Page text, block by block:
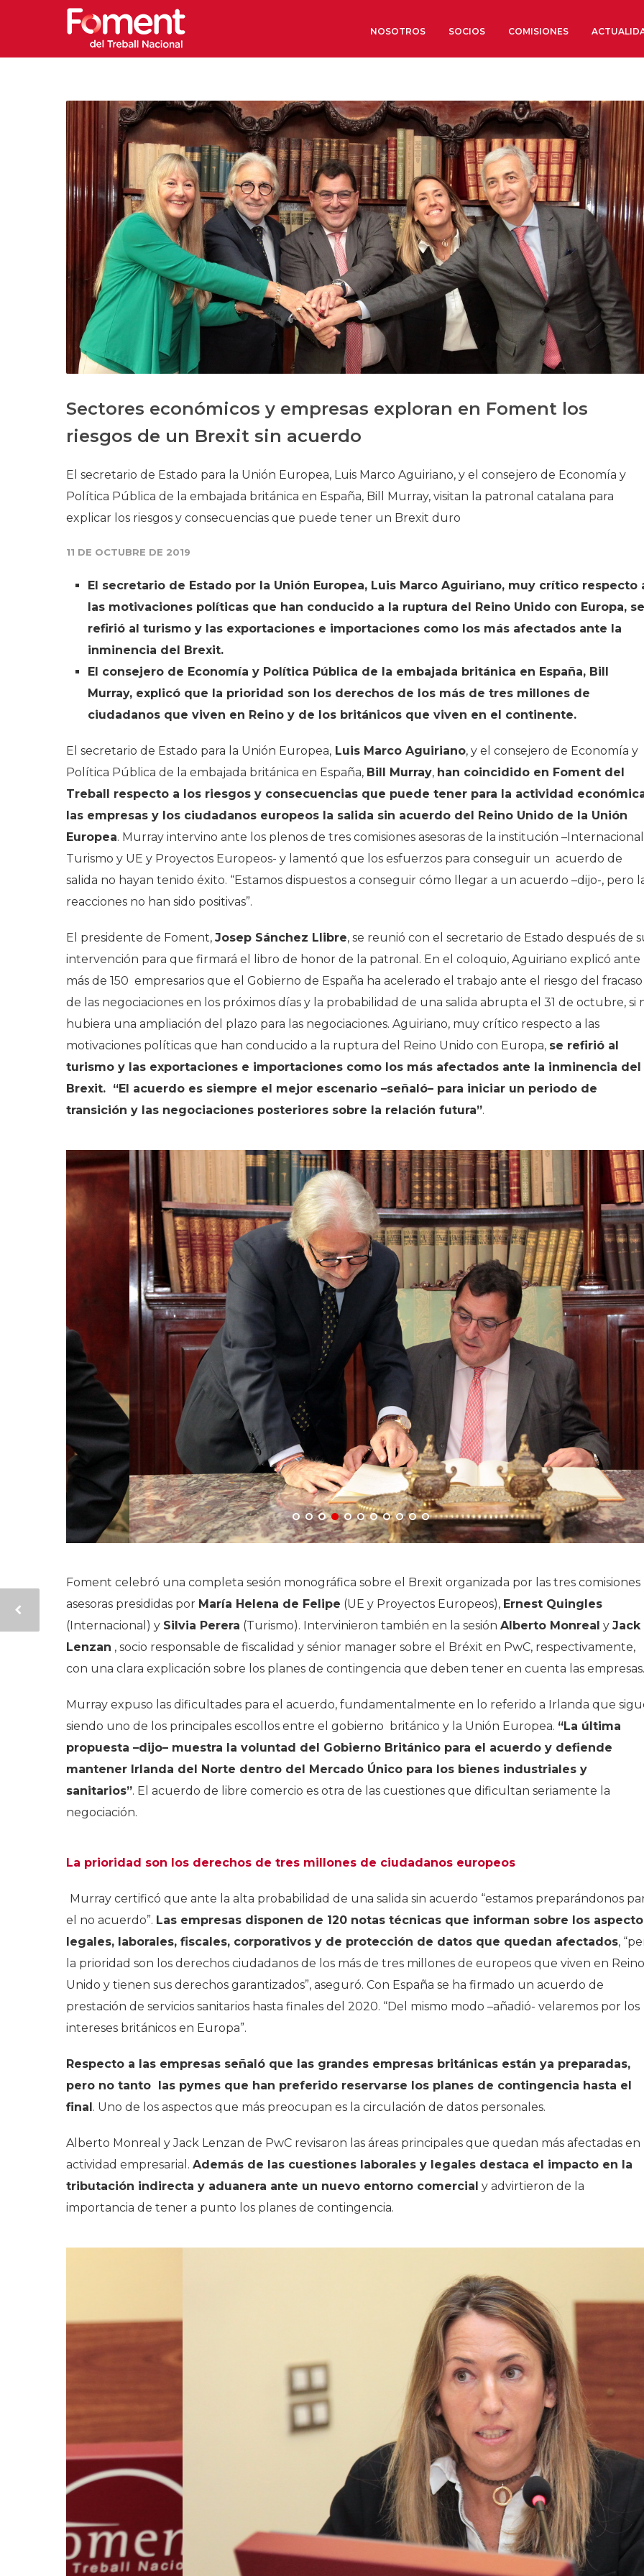
NOSOTROS
Órganos de Gobierno
Órganos Consultivos
Estructura Ejecutiva
Institut d’Estudis
Organizaciones sectoriales
Sociedad Barcelonesa de
Económicos y Sociales
Organizaciones territoriales
Conoce más
Historia
Galería de Presidentes
Sede Social
SOCIOS COMISIONES
Sectores económicos y empresas exploran en Foment los
riesgos de un Brexit sin acuerdo
El secretario de Estado para la Unión Europea, Luis Marco Aguiriano, y el consejero de Economía y
Política Pública de la embajada británica en España, Bill Murray, visitan la patronal catalana para
explicar los riesgos y consecuencias que puede tener un Brexit duro
11 DE OCTUBRE DE 2019
El secretario de Estado por la Unión Europea, Luis Marco Aguiriano, muy crítico respecto
las motivaciones políticas que han conducido a la ruptura del Reino Unido con Europa, se
refirió al turismo y las exportaciones e importaciones como los más afectados ante la
inminencia del Brexit.
El consejero de Economía y Política Pública de la embajada británica en España, Bill
Murray, explicó que la prioridad son los derechos de los más de tres millones de
ciudadanos que viven en Reino y de los británicos que viven en el continente.
El secretario de Estado para la Unión Europea, Luis Marco Aguiriano, y el consejero de Economía y
Política Pública de la embajada británica en España, Bill Murray, han coincidido en Foment del
Treball respecto a los riesgos y consecuencias que puede tener para la actividad
las empresas y los ciudadanos europeos la salida sin acuerdo del Reino Unido de la Unión
Europea. Murray intervino ante los plenos de tres comisiones asesoras de la institución
Turismo y UE y Proyectos Europeos- y lamentó que los esfuerzos para conseguir un acuerdo de
salida no hayan tenido éxito. “Estamos dispuestos a conseguir cómo llegar a un acuerdo –dijo-, pero
reacciones no han sido positivas”.
El presidente de Foment, Josep Sánchez Llibre, se reunió con el secretario de Estado después de
intervención para que firmará el libro de honor de la patronal. En el coloquio, Aguiriano explicó ante
más de 150 empresarios que el Gobierno de España ha acelerado el trabajo ante el riesgo del fracaso
de las negociaciones en los próximos días y la probabilidad de una salida abrupta el 31 de octubre, si
hubiera una ampliación del plazo para las negociaciones. Aguiriano, muy crítico respecto a las
motivaciones políticas que han conducido a la ruptura del Reino Unido con Europa, se refirió al
turismo y las exportaciones e importaciones como los más afectados ante la inminencia del
Brexit. “El acuerdo es siempre el mejor escenario –señaló– para iniciar un periodo de
transición y las negociaciones posteriores sobre la relación futura”.
Foment celebró una completa sesión monográfica sobre el Brexit organizada por las tres comisiones
asesoras presididas por María Helena de Felipe (UE y Proyectos Europeos), Ernest Quingles
(Internacional) y Silvia Perera (Turismo). Intervinieron también en la sesión Alberto Monreal y Jack
Lenzan , socio responsable de fiscalidad y sénior manager sobre el Bréxit en PwC, respectivamente,
con una clara explicación sobre los planes de contingencia que deben tener en cuenta las empresas.
Murray expuso las dificultades para el acuerdo, fundamentalmente en lo referido a Irlanda que
siendo uno de los principales escollos entre el gobierno británico y la Unión Europea. “La última
propuesta –dijo– muestra la voluntad del Gobierno Británico para el acuerdo y defiende
mantener Irlanda del Norte dentro del Mercado Único para los bienes industriales y
sanitarios”. El acuerdo de libre comercio es otra de las cuestiones que dificultan seriamente la
negociación.
La prioridad son los derechos de tres millones de ciudadanos europeos
Murray certificó que ante la alta probabilidad de una salida sin acuerdo “estamos preparándonos
el no acuerdo”. Las empresas disponen de 120 notas técnicas que informan sobre los
legales, laborales, fiscales, corporativos y de protección de datos que quedan afectados,
la prioridad son los derechos ciudadanos de los más de tres millones de europeos que viven en Reino
Unido y tienen sus derechos garantizados”, aseguró. Con España se ha firmado un acuerdo de
prestación de servicios sanitarios hasta finales del 2020. “Del mismo modo –añadió- velaremos por los
intereses británicos en Europa”.
Respecto a las empresas señaló que las grandes empresas británicas están ya preparadas,
pero no tanto las pymes que han preferido reservarse los planes de contingencia hasta el
final. Uno de los aspectos que más preocupan es la circulación de datos personales.
Alberto Monreal y Jack Lenzan de PwC revisaron las áreas principales que quedan más afectadas en
actividad empresarial. Además de las cuestiones laborales y legales destaca el impacto en la
tributación indirecta y aduanera ante un nuevo entorno comercial y advirtieron de la
importancia de tener a punto los planes de contingencia.